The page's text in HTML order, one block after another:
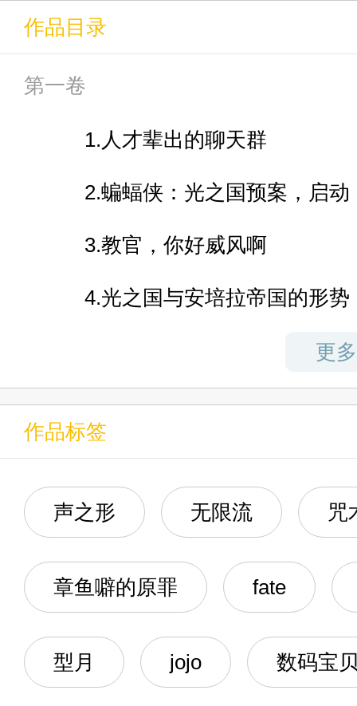
有？
众人：那你就是踏马妥妥的的鸽
问号。
作品目录
第一卷
1.人才辈出的聊天群
2.蝙蝠侠：光之国预案，启动
3.教官，你好威风啊
4.光之国与安培拉帝国的形势
6.布鲁斯的斗智斗勇
7.你管这叫鹰派？
8.布鲁斯：不可能，绝对不可
9.教官恩情还不完，忠！诚！
10.百慕拉：嗨嗨嗨，孩子们
11.利布特，梦比优斯，造反
更
作品标签
声之形 无限流 咒
章鱼噼的原罪 fate
型月 jojo 数码宝